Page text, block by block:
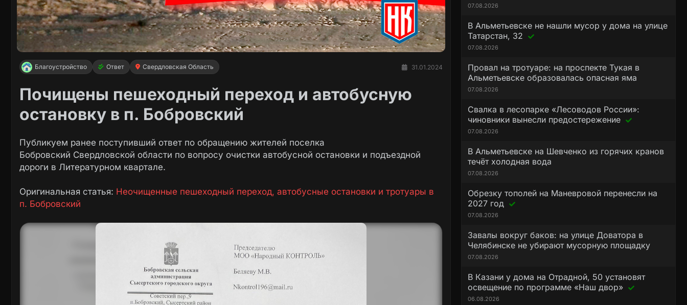
Благоустройство Ответ Свердловская Область 31.01.2024
Почищены пешеходный переход и автобусную
остановку в п. Бобровский
Публикуем ранее поступивший ответ по обращению жителей поселка
Бобровский Свердловской области по вопросу очистки автобусной остановки и подъездной
дороги в Литературном квартале.
Оригинальная статья: Неочищенные пешеходный переход, автобусные остановки и тротуары в
п. Бобровский
07.08.2026
В Альметьевске не нашли мусор у дома на улице
Татарстан, 32
07.08.2026
Провал на тротуаре: на проспекте Тукая в
Альметьевске образовалась опасная яма
07.08.2026
Свалка в лесопарке «Лесоводов России»:
чиновники вынесли предостережение
07.08.2026
В Альметьевске на Шевченко из горячих кранов
течёт холодная вода
07.08.2026
Обрезку тополей на Маневровой перенесли на
2027 год
07.08.2026
Завалы вокруг баков: на улице Доватора в
Челябинске не убирают мусорную площадку
07.08.2026
В Казани у дома на Отрадной, 50 установят
освещение по программе «Наш двор»
06.08.2026